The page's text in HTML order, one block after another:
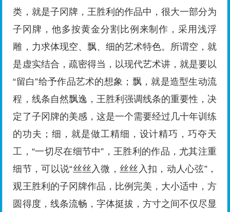
类，就是子冈牌，王胜利的作品中，很大一部分为
子冈牌，他多按黄金分割比例来制作，采用浅浮
雕，力求体现空、飘、细的艺术特色。所谓空，就
是虚实结合，疏密得当，以现代艺术讲，就是要以
“留白”给予作品艺术的想象；飘，就是造型生动流
程，线条自然飘逸，王胜利强调线条的重要性，决
定了子冈牌的美感，这是一个需要经过几十年训练
的功夫；细，就是做工精细，设计精巧，巧夺天
工，“一切尽在细节中”，王胜利的作品，尤其注重
细节，可以说“丝丝入微，丝丝入扣，动人心弦”，
观王胜利的子冈牌作品，比例完美，大小适中，方
圆得度，线条流畅，字体挺拔，方寸之间不仅尽显